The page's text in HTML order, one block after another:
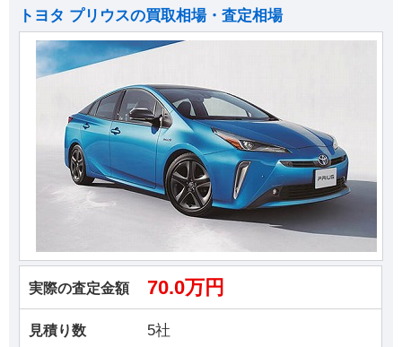
トヨタ プリウスの買取相場・査定相場
実際の査定金額 70.0万円
見積り数 5社